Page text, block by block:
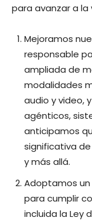
para avanzar a la
Mejoramos
responsable
ampliada de
modalidades
audio y video,
agénticos,
anticipamos
significativa de
y más allá.
Adoptamos
para cumplir
incluida la Ley